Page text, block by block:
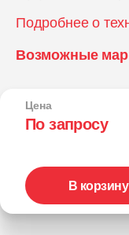
Подробнее о
Возможные
Цена
По запросу
В корзину